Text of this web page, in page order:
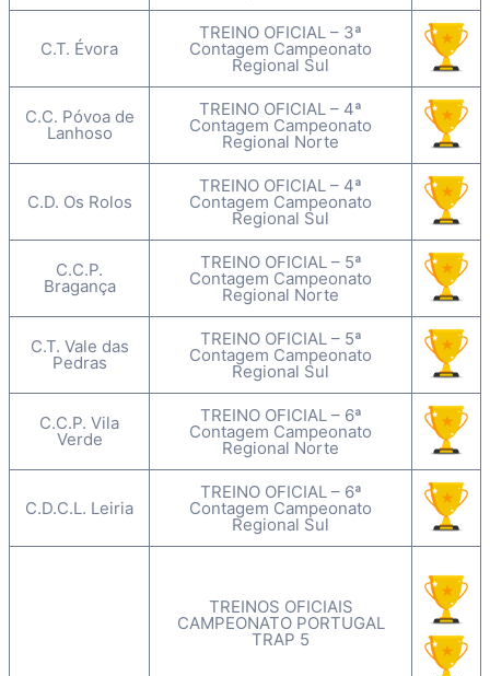
C.T. Évora
TREINO OFICIAL – 3ª
Contagem Campeonato
Regional Sul
C.C. Póvoa de
Lanhoso
TREINO OFICIAL – 4ª
Contagem Campeonato
Regional Norte
C.D. Os Rolos
TREINO OFICIAL – 4ª
Contagem Campeonato
Regional Sul
C.C.P.
Bragança
TREINO OFICIAL – 5ª
Contagem Campeonato
Regional Norte
C.T. Vale das
Pedras
TREINO OFICIAL – 5ª
Contagem Campeonato
Regional Sul
C.C.P. Vila
Verde
TREINO OFICIAL – 6ª
Contagem Campeonato
Regional Norte
C.D.C.L. Leiria
TREINO OFICIAL – 6ª
Contagem Campeonato
Regional Sul
TREINOS OFICIAIS
CAMPEONATO PORTUGAL
TRAP 5